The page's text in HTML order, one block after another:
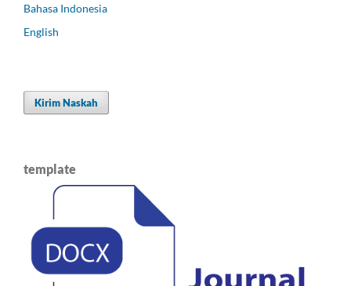
Bahasa Indonesia
English
Kirim Naskah
template